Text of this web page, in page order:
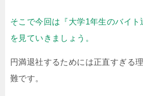
そこで今回は『大学1年生のバイト
を見ていきましょう。
円満退社するためには正直すぎる
難です。